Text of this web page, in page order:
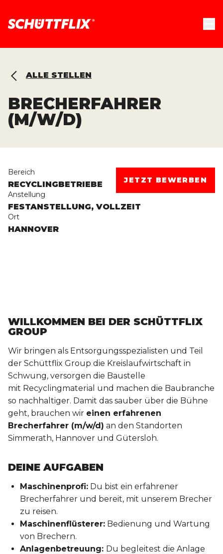
ALLE STELLEN
BRECHERFAHRER
(M/W/D)
Bereich
RECYCLINGBETRIEBE
Anstellung
FESTANSTELLUNG, VOLLZEIT
Ort
HANNOVER
JETZT BEWERBEN
WILLKOMMEN BEI DER SCHÜTTFLIX
GROUP
Wir bringen als Entsorgungsspezialisten und Teil
der Schüttflix Group die Kreislaufwirtschaft in
Schwung, versorgen die Baustelle
mit Recyclingmaterial und machen die Baubranche
so nachhaltiger. Damit das sauber über die Bühne
geht, brauchen wir einen erfahrenen
Brecherfahrer (m/w/d) an den Standorten
Simmerath, Hannover und Gütersloh.
DEINE AUFGABEN
Maschinenprofi: Du bist ein erfahrener
Brecherfahrer und bereit, mit unserem Brecher
zu reisen.
Maschinenflüsterer: Bedienung und Wartung
von Brechern.
Anlagenbetreuung: Du begleitest die Anlage